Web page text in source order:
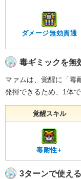
ダメージ無効貫通
毒ギミックを無
マァムは、覚醒に「毒
発揮できるため、1体
覚醒スキル
毒耐性+
3ターンで使え